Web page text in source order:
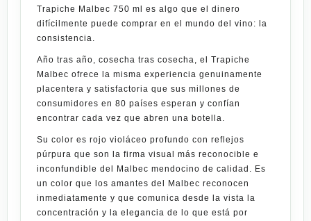
Trapiche Malbec 750 ml es algo que el dinero
difícilmente puede comprar en el mundo del vino: la
consistencia.
Año tras año, cosecha tras cosecha, el Trapiche
Malbec ofrece la misma experiencia genuinamente
placentera y satisfactoria que sus millones de
consumidores en 80 países esperan y confían
encontrar cada vez que abren una botella.
Su color es rojo violáceo profundo con reflejos
púrpura que son la firma visual más reconocible e
inconfundible del Malbec mendocino de calidad. Es
un color que los amantes del Malbec reconocen
inmediatamente y que comunica desde la vista la
concentración y la elegancia de lo que está por